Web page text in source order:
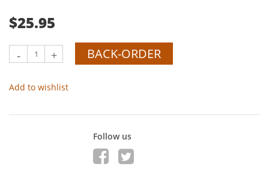
$25.95
- + BACK-ORDER
Add to wishlist
Follow us